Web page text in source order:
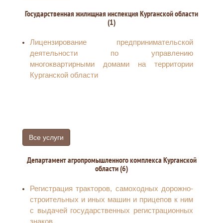
факта его открытия пользователем недр,
изучению такого участка недр в целях поисков
и оценки месторождений
общераспространенных полезных
ископаемых, за исключением проведения
значения, включенным в перечень участков
недр местного значения, утвержденный
изучения в целях поисков и оценки
месторождений общераспространенных
Согласование нормативов потерь
общераспространенных полезных
ископаемых, превышающих по величине
Государственная жилищная инспекция Курганской области
(1)
Лицензирование предпринимательской
деятельности по управлению
многоквартирными домами на территории
Курганской области
Все услуги
Департамент агропромышленного комплекса Курганской
области (6)
Регистрация тракторов, самоходных дорожно-
строительных и иных машин и прицепов к ним
с выдачей государственных регистрационных
знаков